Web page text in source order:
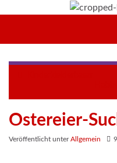
Ostereier-
Veröffentlicht unterAllgemein